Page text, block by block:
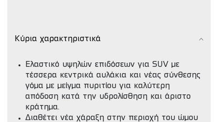
Κύρια χαρακτηριστικά
Ελαστικό υψηλών επιδόσεων για SUV με
τέσσερα κεντρικά αυλάκια και νέας σύνθεσης
γόμα με μείγμα πυριτίου για καλύτερη
απόδοση κατά την υδρολίσθηση και άριστο
κράτημα.
Διαθέτει νέα χάραξη στην περιοχή του ώμου